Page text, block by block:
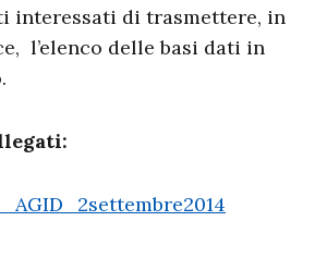
interessati di trasmettere, in
l’elenco delle basi dati in